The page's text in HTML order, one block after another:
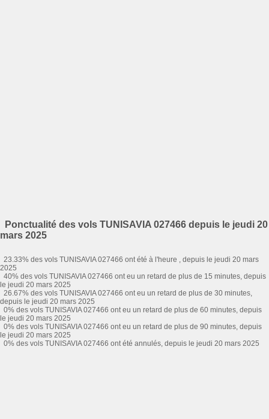
Ponctualité des vols TUNISAVIA 027466 depuis le jeudi 20
mars 2025
23.33% des vols TUNISAVIA 027466 ont été à l'heure , depuis le jeudi 20 mars
2025
40% des vols TUNISAVIA 027466 ont eu un retard de plus de 15 minutes, depuis
le jeudi 20 mars 2025
26.67% des vols TUNISAVIA 027466 ont eu un retard de plus de 30 minutes,
depuis le jeudi 20 mars 2025
0% des vols TUNISAVIA 027466 ont eu un retard de plus de 60 minutes, depuis
le jeudi 20 mars 2025
0% des vols TUNISAVIA 027466 ont eu un retard de plus de 90 minutes, depuis
le jeudi 20 mars 2025
0% des vols TUNISAVIA 027466 ont été annulés, depuis le jeudi 20 mars 2025